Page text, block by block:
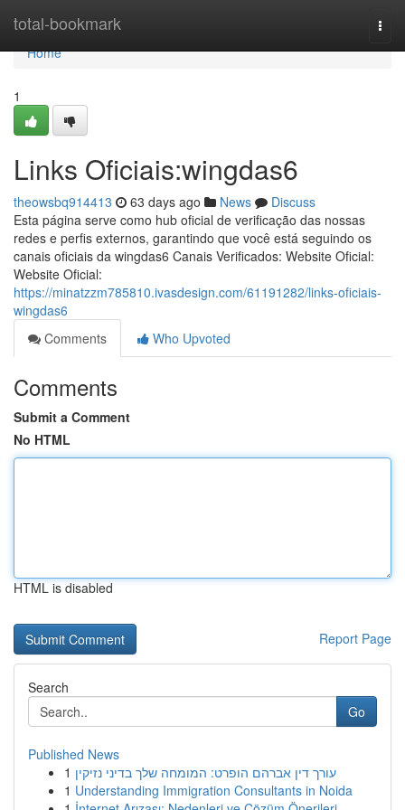
total-bookmark
Home
Home
1
Links Oficiais:wingdas6
theowsbq914413 63 days ago News
Discuss
Esta página serve como hub oficial de verificação das nossas
redes e perfis externos, garantindo que você está seguindo os
canais oficiais da wingdas6 Canais Verificados: Website Oficial:
Website Oficial:
https://minatzzm785810.ivasdesign.com/61191282/links-oficiais-
wingdas6
Comments
Who Upvoted
Comments
Submit a Comment
No HTML
HTML is disabled
Report Page
Search
Go
Published News
1 עורך דין אברהם הופרט: המומחה שלך בדיני נזיקין
1 Understanding Immigration Consultants in Noida